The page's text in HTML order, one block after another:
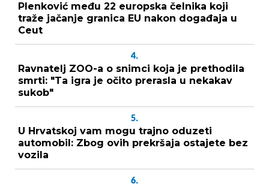
Plenković među 22 europska čelnika koji
traže jačanje granica EU nakon događaja u
Ceut
4.
Ravnatelj ZOO-a o snimci koja je prethodila
smrti: "Ta igra je očito prerasla u nekakav
sukob"
5.
U Hrvatskoj vam mogu trajno oduzeti
automobil: Zbog ovih prekršaja ostajete bez
vozila
6.